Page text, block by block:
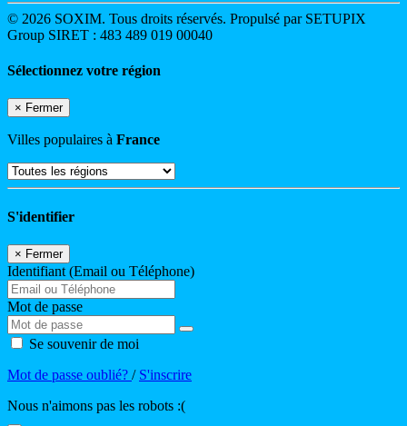
© 2026 SOXIM. Tous droits réservés. Propulsé par SETUPIX
Group SIRET : 483 489 019 00040
Sélectionnez votre région
× Fermer
Villes populaires à France
S'identifier
× Fermer
Identifiant (Email ou Téléphone)
Mot de passe
Se souvenir de moi
Mot de passe oublié? / S'inscrire
Nous n'aimons pas les robots :(